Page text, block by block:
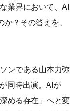
業界において、AI
か？その答えを、
ンである山本力弥
同時出演。AIが
める存在」へと変